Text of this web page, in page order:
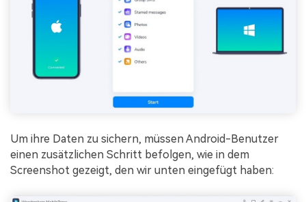
Um ihre Daten zu sichern, müssen Android-Benutzer
einen zusätzlichen Schritt befolgen, wie in dem
Screenshot gezeigt, den wir unten eingefügt haben: